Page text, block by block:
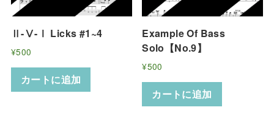
Ⅱ-Ⅴ-Ⅰ Licks #1~4
¥500
カートに追加
Example Of Bass
Solo【No.9】
¥500
カートに追加